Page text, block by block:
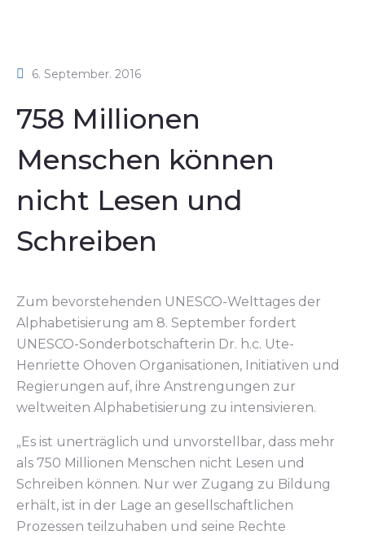
6. September. 2016
758 Millionen
Menschen können
nicht Lesen und
Schreiben
Zum bevorstehenden UNESCO-Welttages der
Alphabetisierung am 8. September fordert
UNESCO-Sonderbotschafterin Dr. h.c. Ute-
Henriette Ohoven Organisationen, Initiativen und
Regierungen auf, ihre Anstrengungen zur
weltweiten Alphabetisierung zu intensivieren.
„Es ist unerträglich und unvorstellbar, dass mehr
als 750 Millionen Menschen nicht Lesen und
Schreiben können. Nur wer Zugang zu Bildung
erhält, ist in der Lage an gesellschaftlichen
Prozessen teilzuhaben und seine Rechte